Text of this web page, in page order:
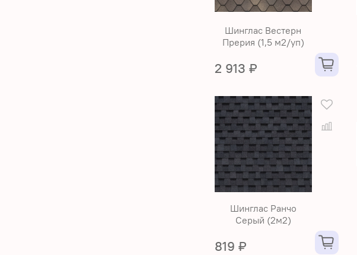
Шинглас Вестерн
Прерия (1,5 м2/уп)
2 913 ₽
Шинглас Ранчо
Серый (2м2)
819 ₽